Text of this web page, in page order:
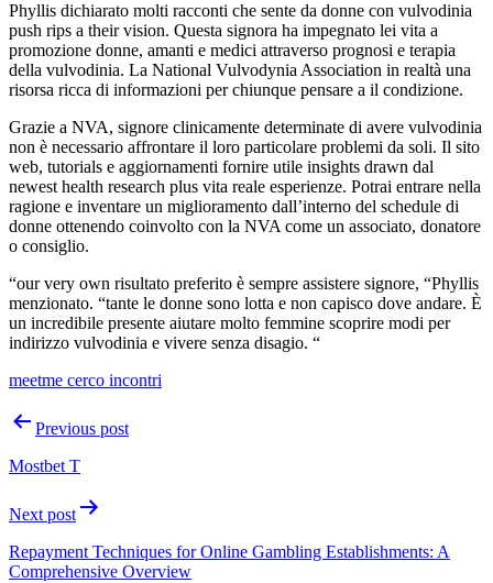
Phyllis dichiarato molti racconti che sente da donne con vulvodinia
push rips a their vision. Questa signora ha impegnato lei vita a
promozione donne, amanti e medici attraverso prognosi e terapia
della vulvodinia. La National Vulvodynia Association in realtà una
risorsa ricca di informazioni per chiunque pensare a il condizione.
Grazie a NVA, signore clinicamente determinate di avere vulvodinia
non è necessario affrontare il loro particolare problemi da soli. Il sito
web, tutorials e aggiornamenti fornire utile insights drawn dal
newest health research plus vita reale esperienze. Potrai entrare nella
ragione e inventare un miglioramento dall’interno del schedule di
donne ottenendo coinvolto con la NVA come un associato, donatore
o consiglio.
“our very own risultato preferito è sempre assistere signore, “Phyllis
menzionato. “tante le donne sono lotta e non capisco dove andare. È
un incredibile presente aiutare molto femmine scoprire modi per
indirizzo vulvodinia e vivere senza disagio. “
meetme cerco incontri
PostPrevious post
Mostbet T
Next post
Repayment Techniques for Online Gambling Establishments: A
Comprehensive Overview